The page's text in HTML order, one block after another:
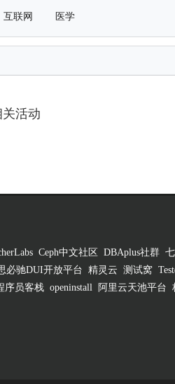
互联网 医学
活动
Ceph中文社区 DBAplus社群
必驰DUI开放平台 精灵云 测试窝
序员客栈 openinstall 阿里云天池平台